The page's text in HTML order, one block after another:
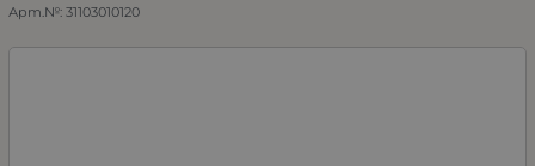
Арт.№: 31103010120